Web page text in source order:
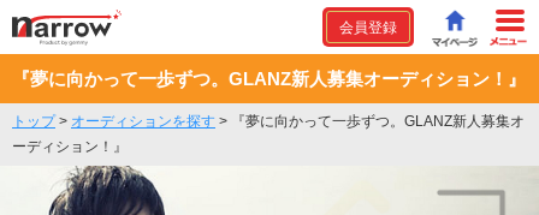
会員登録
『夢に向かって一歩ずつ。GLANZ新人募集オーディション！』
トップ> オーディションを探す >
『夢に向かって一歩ずつ。GLANZ新人募集オ
ーディション！』